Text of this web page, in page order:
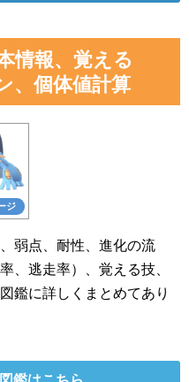
情報、覚える
、個体値計算
ジ
弱点、耐性、進化の流
、逃走率）、覚える技、
鑑に詳しくまとめてあり